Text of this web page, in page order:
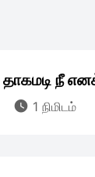
நீ
 1 நிமிடம்